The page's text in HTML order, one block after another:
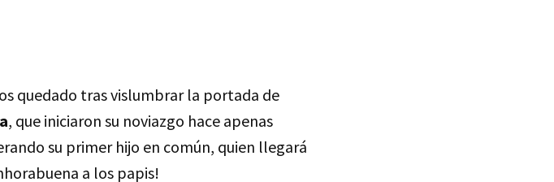
quedado tras vislumbrar la portada de
, que iniciaron su noviazgo hace apenas
su primer hijo en común, quien llegará
a los papis!